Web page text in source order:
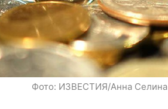
Фото: ИЗВЕСТИЯ/Анна Селина